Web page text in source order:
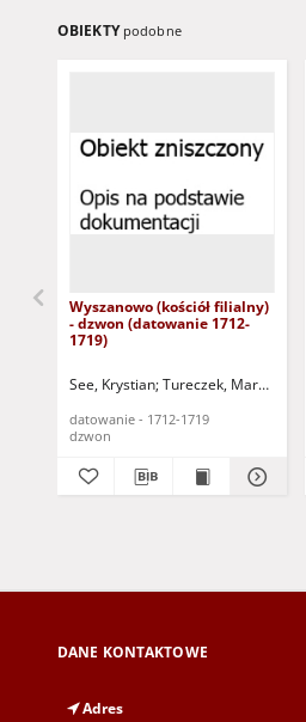
OBIEKTY podobne
Wyszanowo (kościół filialny)
- dzwon (datowanie 1712-
1719)
See, Krystian Tureczek, Marceli - fot.
datowanie - 1712-1719
dzwon
DANE KONTAKTOWE
Adres